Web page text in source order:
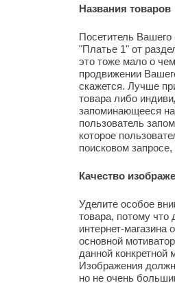
Названия товаров
Посетитель Вашего
"Платье 1" от
это тоже мало о
продвижении
скажется. Лучше
товара либо
запоминающееся
пользователь
которое
поисковом
Качество
Уделите особое
товара, потому что
интернет-
основной
данной конкретной
Изображения
но не очень